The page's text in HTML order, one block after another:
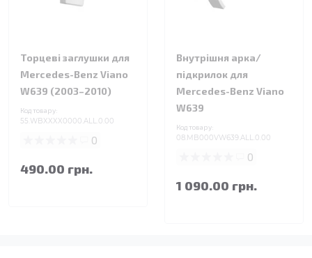
Торцеві заглушки для
Mercedes-Benz Viano
W639 (2003–2010)
Код товару:
55.WBXXXX0000.ALL.0.00
0
490.00 грн.
Внутрішня арка/
підкрилок для
Mercedes-Benz Viano
W639
Код товару:
08.MB000VW639.ALL.0.00
0
1 090.00 грн.